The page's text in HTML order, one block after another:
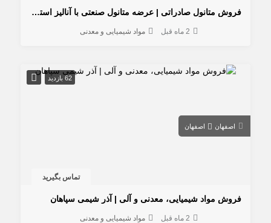
فروش متانول صادراتی | عرضه متانول صنعتی با آنالیز استاندارد
2 ماه قبل مواد شیمیایی و معدنی
62 بازدید
اصفهان اصفهان
تماس بگیرید
فروش مواد شیمیایی، معدنی و آلی | آذر شیمی سپاهان
2 ماه قبل مواد شیمیایی و معدنی